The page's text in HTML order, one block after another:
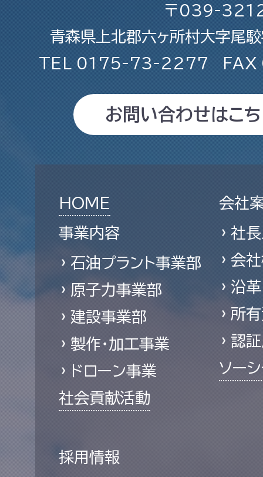
〒039-
青森県上北郡六ヶ所村大字
TEL 0175-73-2277 FAX
お問い合わせはこ
HOME
事業内容
石油プラント事業部
原子力事業部
建設事業部
製作・加工事業
ドローン事業
社会貢献活動
会社
社長
会
沿革
所
認
ソー
採用情報